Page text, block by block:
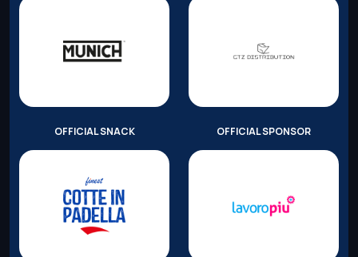
OFFICIAL SNACK OFFICIAL SPONSOR